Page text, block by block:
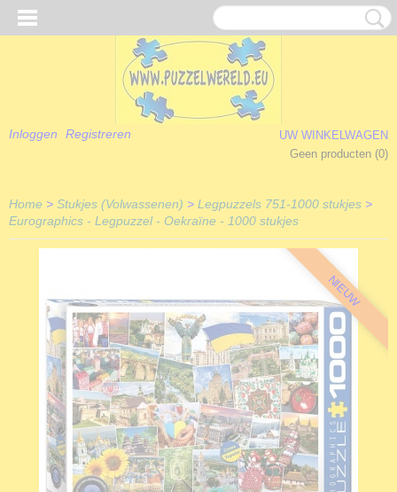
Inloggen Registreren
UW WINKELWAGEN
Geen producten (0)
Home > Stukjes (Volwassenen) > Legpuzzels 751-1000 stukjes >
Eurographics - Legpuzzel - Oekraïne - 1000 stukjes
NIEUW